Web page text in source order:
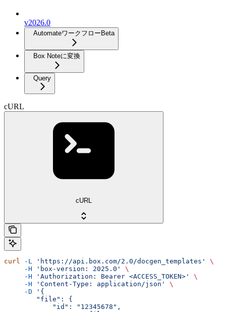
v2026.0
Automateワークフロー Beta
Box Noteに変換
Query
cURL
cURL
curl -L 'https://api.box.com/2.0/docgen_templates'
\
     -H
'box-version: 2025.0'
\
     -H
'Authorization: Bearer <ACCESS_TOKEN>'
\
     -H
'Content-Type: application/json'
\
     -D
'{
        "file": {
            "id": "12345678",